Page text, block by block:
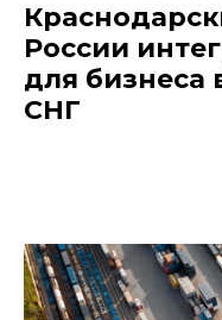
России
для бизнеса
СНГ